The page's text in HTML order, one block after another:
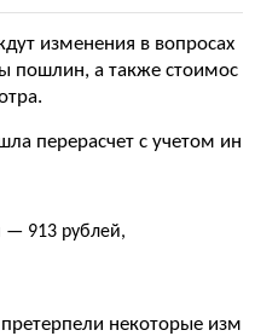
изменения в вопросах
пошлин, а также стоимос
перерасчет с учетом ин
— 913 рублей,
некоторые изм